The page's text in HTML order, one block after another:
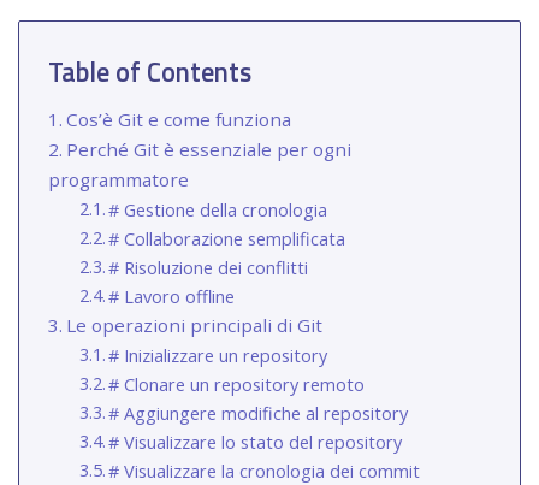
Table of Contents
Cos’è Git e come funziona
Perché Git è essenziale per ogni
programmatore
# Gestione della cronologia
# Collaborazione semplificata
# Risoluzione dei conflitti
# Lavoro offline
Le operazioni principali di Git
# Inizializzare un repository
# Clonare un repository remoto
# Aggiungere modifiche al repository
# Visualizzare lo stato del repository
# Visualizzare la cronologia dei commit